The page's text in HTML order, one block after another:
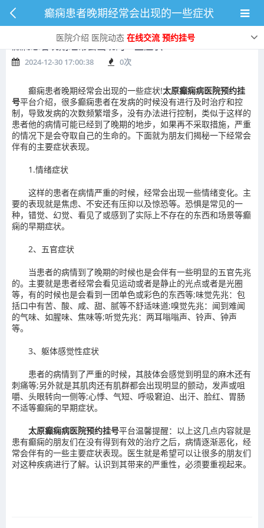
医院介绍 医院动态 在线交流 预约挂号
癫痫患者晚期经常会出现的一些症状
癫痫患者晚期经常会出现的一些症状
2024-12-30 17:00:38 0次
癫痫患者晚期经常会出现的一些症状!太原癫痫病医院预约挂
号平台介绍，很多癫痫患者在发病的时候没有进行及时治疗和控
制，导致发病的次数频繁增多，没有办法进行控制，类似于这样的
患者他的病情可能已经到了晚期的地步，如果再不采取措施，严重
的情况下是会夺取自己的生命的。下面就为朋友们揭秘一下经常会
伴有的主要症状表现。
1.情绪症状
这样的患者在病情严重的时候，经常会出现一些情绪变化。主
要的表现就是焦虑、不安还有压抑以及惊恐等。恐惧是常见的一
种，错觉、幻觉、看见了或感到了实际上不存在的东西和场景等癫
痫的早期症状。
2、五官症状
当患者的病情到了晚期的时候也是会伴有一些明显的五官先兆
的。主要就是患者经常会看见运动或者是静止的光点或者是光圈
等，有的时候也是会看到一团单色或彩色的东西等;味觉先兆：包
括口中有苦、酸、咸、甜、腻等不舒适味道;嗅觉先兆：闻到难闻
的气味、如腥味、焦味等;听觉先兆：两耳嗡嗡声、铃声、钟声
等。
3、躯体感觉性症状
患者的病情到了严重的时候，其肢体会感觉到明显的麻木还有
刺痛等;另外就是其肌肉还有肌群都会出现明显的颤动，发声或咀
嚼、头眼转向一侧等;心悸、气短、呼吸窘迫、出汗、脸红、胃肠
不适等癫痫的早期症状。
太原癫痫病医院预约挂号平台温馨提醒：以上这几点内容就是
患有癫痫的朋友们在没有得到有效的治疗之后，病情逐渐恶化，经
常会伴有的一些主要症状表现。医生就是希望可以让很多的朋友们
对这种疾病进行了解。认识到其带来的严重性，必须要重视起来。